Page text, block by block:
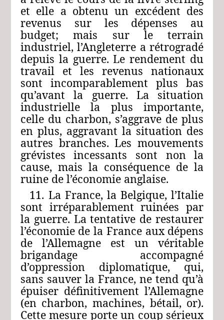
et elle a obtenu un excédent des
revenus sur les dépenses au
budget; mais sur le terrain
industriel, l’Angleterre a rétrogradé
depuis la guerre. Le rendement du
travail et les revenus nationaux
sont incomparablement plus bas
qu’avant la guerre. La situation
industrielle la plus importante,
celle du charbon, s’aggrave de plus
en plus, aggravant la situation des
autres branches. Les mouvements
grévistes incessants sont non la
cause, mais la conséquence de la
ruine de l’économie anglaise.
11. La France, la Belgique, l’Italie
sont irréparablement ruinées par
la guerre. La tentative de restaurer
l’économie de la France aux dépens
de l’Allemagne est un véritable
brigandage accompagné
d’oppression diplomatique, qui,
sans sauver la France, ne tend qu’à
épuiser définitivement l’Allemagne
(en charbon, machines, bétail, or).
Cette mesure porte un coup sérieux